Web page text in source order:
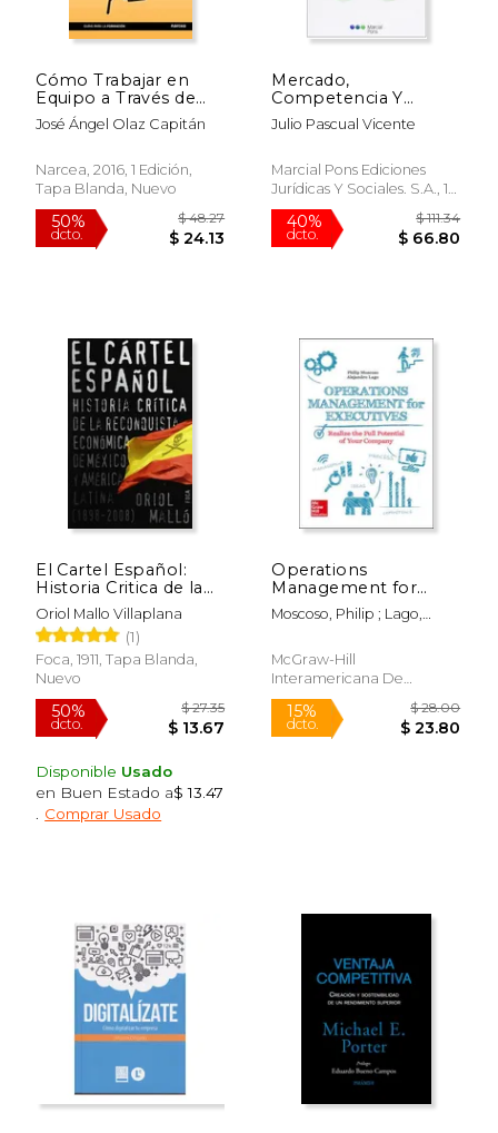
50%
dcto. $ 21.02
50%
dcto.
Cómo Trabajar en
Equipo a Través de
Competencias
José Ángel Olaz Capitán
Narcea, 2016, 1 Edición,
Tapa Blanda, Nuevo
Mercado,
Competencia Y
Estado
Julio Pascual Vicente
Marcial Pons Ediciones
Jurídicas Y Sociales. S.A., 1
Edición, Tapa Blanda,
Nuevo
El Cartel Español:
Historia Critica de la
Reconquista
Economica d e
Mexico
Oriol Mallo Villaplana
(1)
Foca, 1911, Tapa Blanda,
Nuevo
Disponible Usado
en Buen Estado a$ 13.47
Comprar Usado
Operations
Management for
Executives.
(Paperback or
Moscoso, Philip ; Lago,
McGraw-Hill
Interamericana De
Espana, SL, 1 Edición, Tapa
Blanda, Nuevo